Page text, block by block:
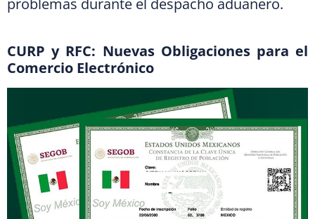
problemas durante el despacho aduanero.
CURP y RFC: Nuevas Obligaciones para el
Comercio Electrónico